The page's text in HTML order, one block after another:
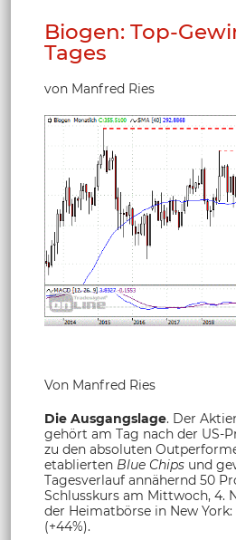
Biogen: Top-
Tages
von Manfred Ries
Von Manfred Ries
Die Ausgangslage. Der
gehört am Tag nach der US-
zu den absoluten
etablierten Blue Chips und
Tagesverlauf annähernd 50
Schlusskurs am Mittwoch, 4.
der Heimatbörse in New York:
(+44%).